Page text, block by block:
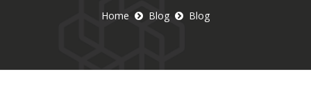
Home Blog Blog